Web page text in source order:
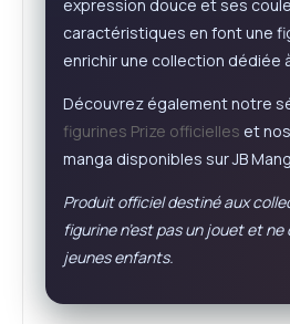
expression douce et ses
caractéristiques en font une
enrichir une collection dédiée
Découvrez également notre
figurines Prize officielles et
manga disponibles sur JB
Produit officiel destiné aux
figurine n’est pas un jouet et
jeunes enfants.